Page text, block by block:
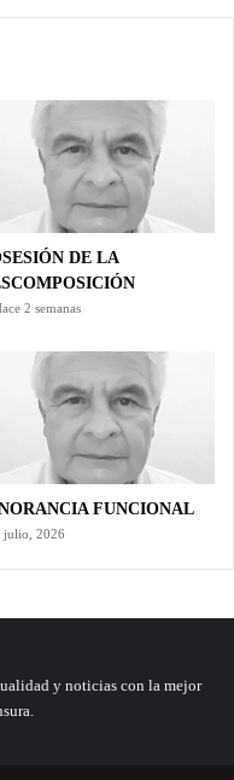
DE LA
2 semanas
FUNCIONAL
julio, 2026
y noticias con la mejor